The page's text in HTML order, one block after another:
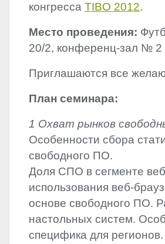
конгресса TIBO 2012.
Место проведения:
20/2, конференц-зал № 2
Приглашаются все
План семинара:
1 Охват рынков
Особенности сбора
свободного ПО.
Доля СПО в сегменте
использования веб-
основе свободного ПО.
настольных систем.
специфика для